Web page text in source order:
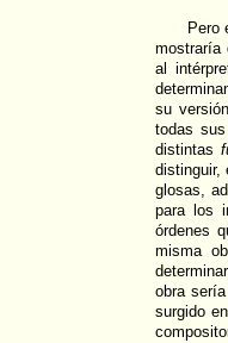
Pero
mostraría
al
su
todas
distintas
distinguir,
glosas,
para los
órdenes
misma
obra
surgido